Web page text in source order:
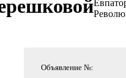
Объявление №: